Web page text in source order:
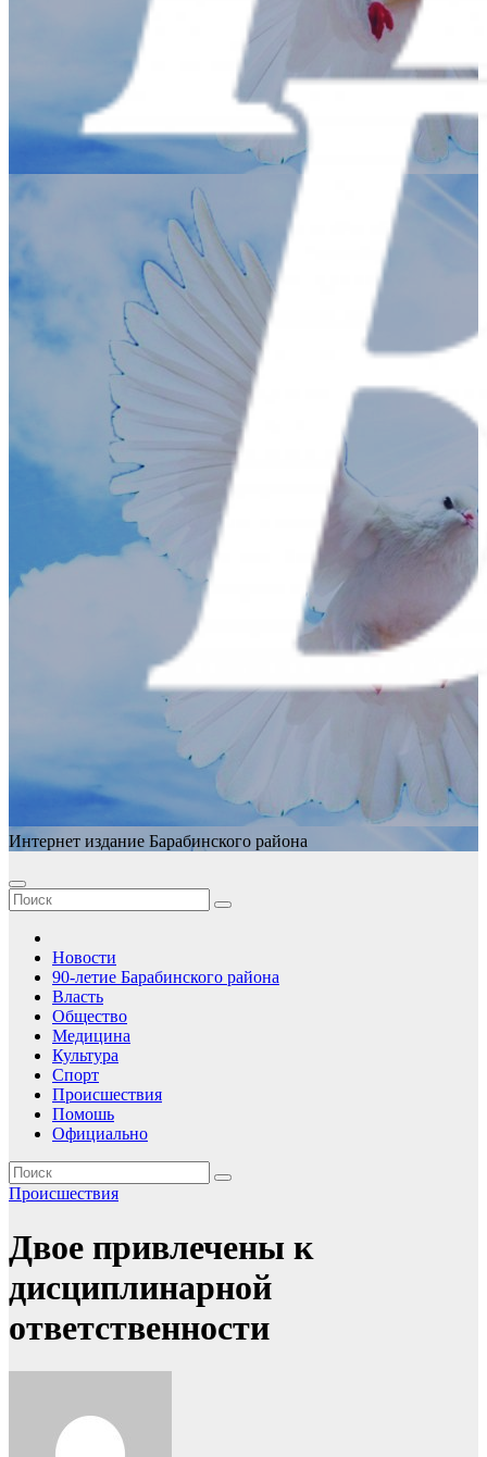
Интернет издание Барабинского района
Новости
90-летие Барабинского района
Власть
Общество
Медицина
Культура
Спорт
Происшествия
Помошь
Официально
Происшествия
Двое привлечены к
дисциплинарной
ответственности